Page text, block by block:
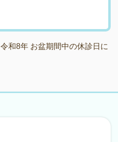
令和8年 お盆期間中の休診日に